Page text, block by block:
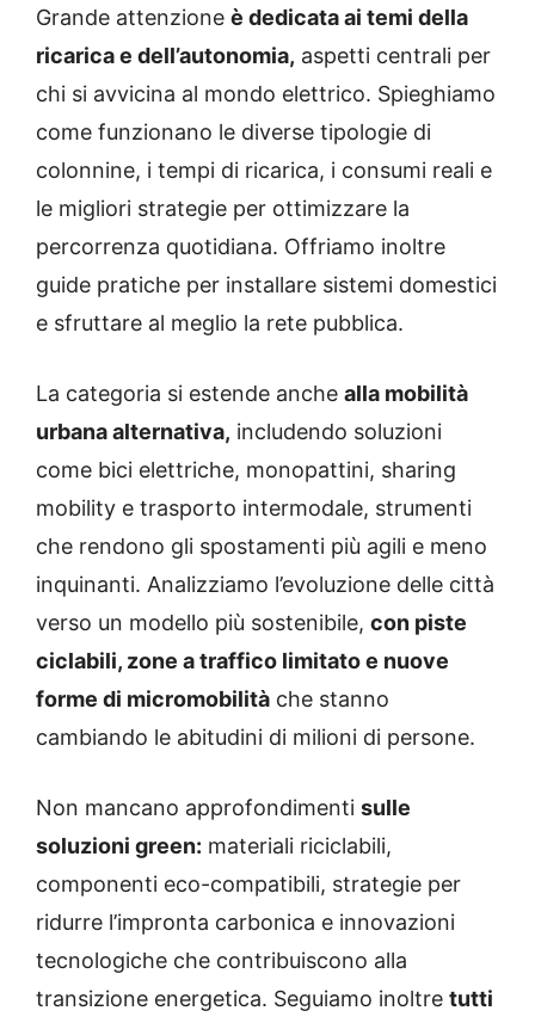
Grande attenzione è dedicata ai temi della
ricarica e dell’autonomia, aspetti centrali per
chi si avvicina al mondo elettrico. Spieghiamo
come funzionano le diverse tipologie di
colonnine, i tempi di ricarica, i consumi reali e
le migliori strategie per ottimizzare la
percorrenza quotidiana. Offriamo inoltre
guide pratiche per installare sistemi domestici
e sfruttare al meglio la rete pubblica.
La categoria si estende anche alla mobilità
urbana alternativa, includendo soluzioni
come bici elettriche, monopattini, sharing
mobility e trasporto intermodale, strumenti
che rendono gli spostamenti più agili e meno
inquinanti. Analizziamo l’evoluzione delle città
verso un modello più sostenibile, con piste
ciclabili, zone a traffico limitato e nuove
forme di micromobilità che stanno
cambiando le abitudini di milioni di persone.
Non mancano approfondimenti sulle
soluzioni green: materiali riciclabili,
componenti eco-compatibili, strategie per
ridurre l’impronta carbonica e innovazioni
tecnologiche che contribuiscono alla
transizione energetica. Seguiamo inoltre tutti